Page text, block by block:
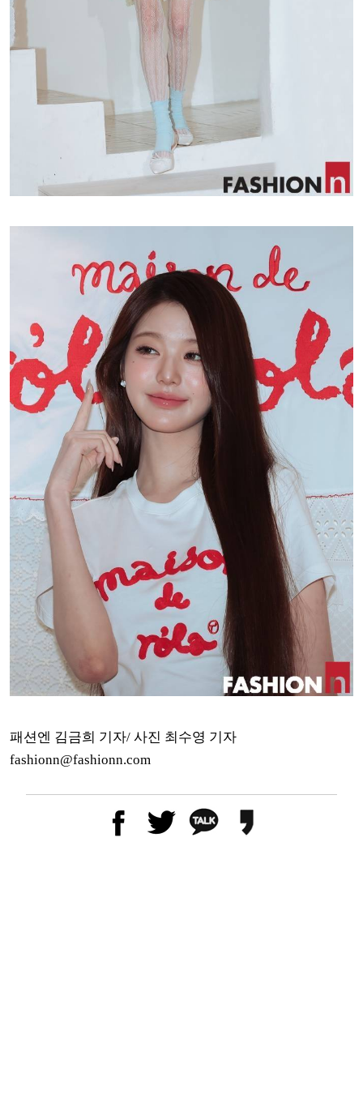
패션엔 김금희 기자/ 사진 최수영 기자
fashionn@fashionn.com